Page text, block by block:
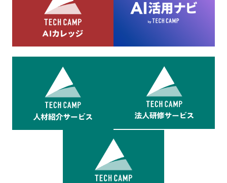
で、広告配信等の目的で利用いたします。